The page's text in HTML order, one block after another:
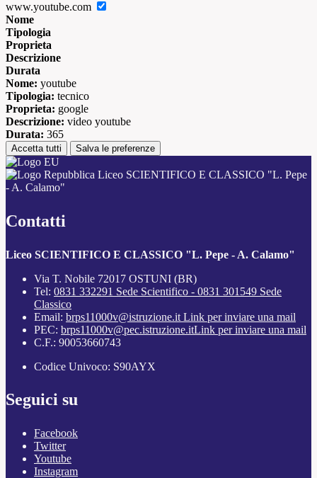
www.youtube.com
Nome
Tipologia
Proprieta
Descrizione
Durata
Nome: youtube
Tipologia: tecnico
Proprieta: google
Descrizione: video youtube
Durata: 365
Accetta tutti Salva le preferenze
Liceo SCIENTIFICO E CLASSICO "L. Pepe
- A. Calamo"
Contatti
Liceo SCIENTIFICO E CLASSICO "L. Pepe - A. Calamo"
Via T. Nobile 72017 OSTUNI (BR)
Tel: 0831 332291 Sede Scientifico - 0831 301549 Sede
Classico
Email: brps11000v@istruzione.it Link per inviare una mail
PEC: brps11000v@pec.istruzione.itLink per inviare una mail
C.F.: 90053660743
Codice Univoco: S90AYX
Seguici su
Facebook
Twitter
Youtube
Instagram